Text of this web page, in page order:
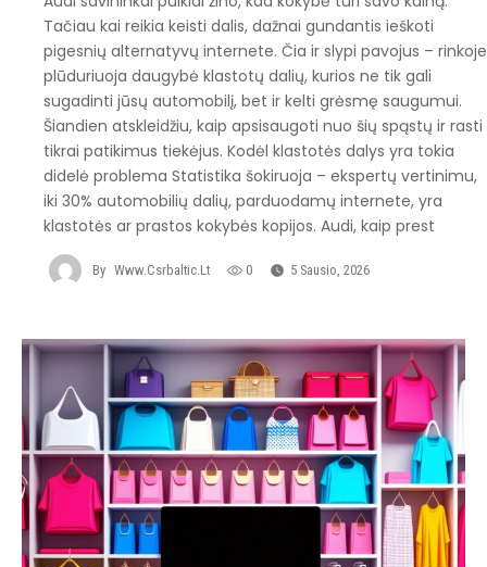
Tačiau kai reikia keisti dalis, dažnai gundantis ieškoti
pigesnių alternatyvų internete. Čia ir slypi pavojus – rinkoje
plūduriuoja daugybė klastotų dalių, kurios ne tik gali
sugadinti jūsų automobilį, bet ir kelti grėsmę saugumui.
Šiandien atskleidžiu, kaip apsisaugoti nuo šių spąstų ir rasti
tikrai patikimus tiekėjus. Kodėl klastotės dalys yra tokia
didelė problema Statistika šokiruoja – ekspertų vertinimu,
iki 30% automobilių dalių, parduodamų internete, yra
klastotės ar prastos kokybės kopijos. Audi, kaip prest
By Www.csrbaltic.lt 0 5 Sausio, 2026